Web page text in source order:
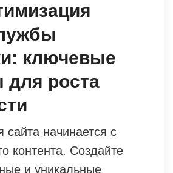
ключевые
для роста
сайта начинается с
контента. Создайте
и уникальные